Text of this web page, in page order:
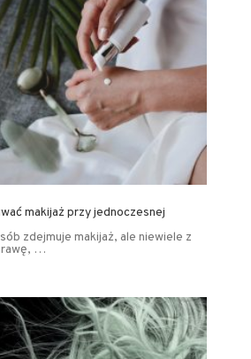
makijaż przy jednoczesnej
zdejmuje makijaż, ale niewiele z
…